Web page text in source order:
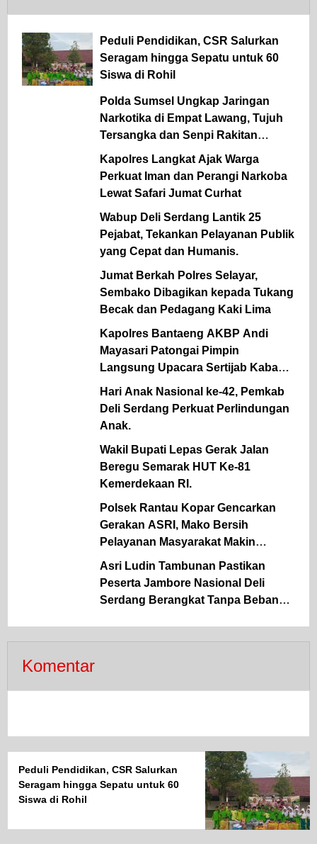
Peduli Pendidikan, CSR Salurkan
Seragam hingga Sepatu untuk 60
Siswa di Rohil
Polda Sumsel Ungkap Jaringan
Narkotika di Empat Lawang, Tujuh
Tersangka dan Senpi Rakitan
Diamankan
Kapolres Langkat Ajak Warga
Perkuat Iman dan Perangi Narkoba
Lewat Safari Jumat Curhat
Wabup Deli Serdang Lantik 25
Pejabat, Tekankan Pelayanan Publik
yang Cepat dan Humanis.
Jumat Berkah Polres Selayar,
Sembako Dibagikan kepada Tukang
Becak dan Pedagang Kaki Lima
Kapolres Bantaeng AKBP Andi
Mayasari Patongai Pimpin
Langsung Upacara Sertijab Kabag
Ops dan Kapolsek Tompobulu
Hari Anak Nasional ke-42, Pemkab
Deli Serdang Perkuat Perlindungan
Anak.
Wakil Bupati Lepas Gerak Jalan
Beregu Semarak HUT Ke-81
Kemerdekaan RI.
Polsek Rantau Kopar Gencarkan
Gerakan ASRI, Mako Bersih
Pelayanan Masyarakat Makin
Optimal
Asri Ludin Tambunan Pastikan
Peserta Jambore Nasional Deli
Serdang Berangkat Tanpa Beban
Komentar
Peduli Pendidikan, CSR Salurkan
Seragam hingga Sepatu untuk 60
Siswa di Rohil